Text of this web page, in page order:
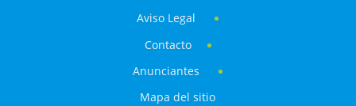
Aviso Legal
Contacto
Anunciantes
Mapa del sitio